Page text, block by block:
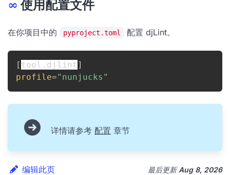
∞ 使用配置文件
在你项目中的 pyproject.toml 配置 djLint。
[ tool.djlint ]
profile="nunjucks"
详情请参考 配置 章节
编辑此页 最后更新Aug 8, 2026